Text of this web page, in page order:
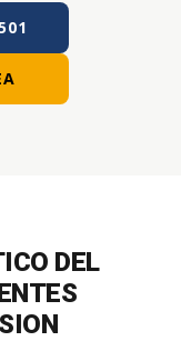
DEL